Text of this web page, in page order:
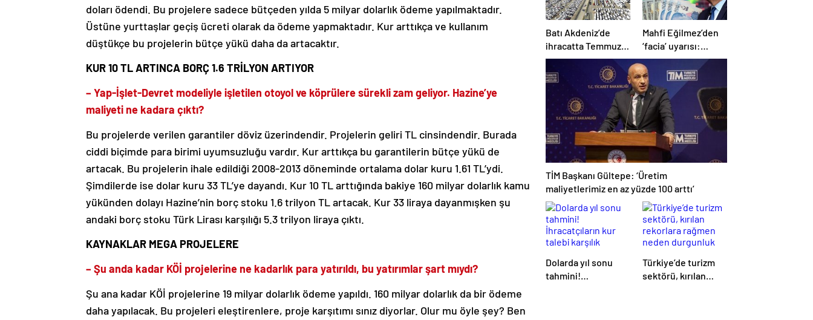
doları ödendi. Bu projelere sadece bütçeden yılda 5 milyar dolarlık ödeme yapılmaktadır.
Üstüne yurttaşlar geçiş ücreti olarak da ödeme yapmaktadır. Kur arttıkça ve kullanım
düştükçe bu projelerin bütçe yükü daha da artacaktır.
KUR 10 TL ARTINCA BORÇ 1.6 TRİLYON ARTIYOR
– Yap-İşlet-Devret modeliyle işletilen otoyol ve köprülere sürekli zam geliyor. Hazine’ye
maliyeti ne kadara çıktı?
Bu projelerde verilen garantiler döviz üzerindendir. Projelerin geliri TL cinsindendir. Burada
ciddi biçimde para birimi uyumsuzluğu vardır. Kur arttıkça bu garantilerin bütçe yükü de
artacak. Bu projelerin ihale edildiği 2008-2013 döneminde ortalama dolar kuru 1.61 TL’ydi.
Şimdilerde ise dolar kuru 33 TL’ye dayandı. Kur 10 TL arttığında bakiye 160 milyar dolarlık kamu
yükünden dolayı Hazine’nin borç stoku 1.6 trilyon TL artacak. Kur 33 liraya dayanmışken şu
andaki borç stoku Türk Lirası karşılığı 5.3 trilyon liraya çıktı.
KAYNAKLAR MEGA PROJELERE
– Şu anda kadar KÖİ projelerine ne kadarlık para yatırıldı, bu yatırımlar şart mıydı?
Şu ana kadar KÖİ projelerine 19 milyar dolarlık ödeme yapıldı. 160 milyar dolarlık da bir ödeme
daha yapılacak. Bu projeleri eleştirenlere, proje karşıtımı sınız diyorlar. Olur mu öyle şey? Ben
Batı Akdeniz’de
ihracatta Temmuz
rekoru
Mahfi Eğilmez’den
‘facia’ uyarısı:
‘Türkiye buna uzun
süre katlanamaz…’
TİM Başkanı Gültepe: ‘Üretim
maliyetlerimiz en az yüzde 100 arttı’
Dolarda yıl sonu
tahmini!
Türkiye’de turizm
sektörü, kırılan